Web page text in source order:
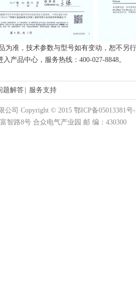
为准，技术参数与型号如有变动，恕不另
品中心，服务热线：400-027-8848。
题解答 服务支持
司 Copyright © 2015 鄂ICP备05013381号
智路8号 合众电气产业园 邮 编：430300